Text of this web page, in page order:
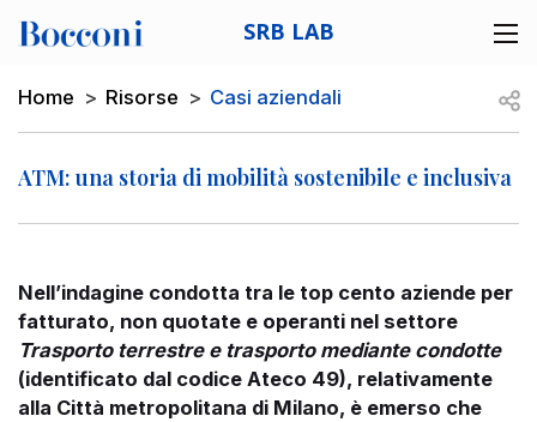
SRB LAB
Breadcrumb
Home Risorse Casi aziendali
ATM: una storia di mobilità sostenibile e inclusiva
Nell’indagine condotta tra le top cento aziende per
fatturato, non quotate e operanti nel settore
Trasporto terrestre e trasporto mediante condotte
(identificato dal codice Ateco 49), relativamente
alla Città metropolitana di Milano, è emerso che